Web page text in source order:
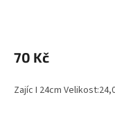
70 Kč
Zajíc I 24cm